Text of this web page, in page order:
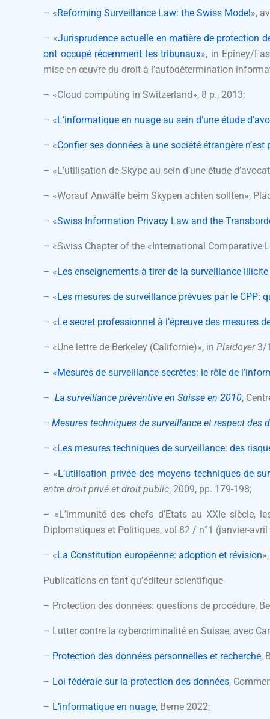
– «Reforming Surveillance Law: the Swiss Model»,
– «Jurisprudence actuelle en matière de protection
ont occupé récemment les tribunaux», in Epiney/
mise en œuvre du droit à l’autodétermination
– «Cloud computing in Switzerland», 8 p., 2013;
– «L’informatique en nuage au sein d’une étude
– «Confier ses données à une société étrangère
– «L’utilisation de Skype au sein d’une étude
– «Worauf Anwälte beim Skypen achten sollten»,
– «Swiss Information Privacy Law and the
– «Swiss Chapter of the «International Comparative
– «Les enseignements à tirer de la surveillance
– «Les mesures de surveillance prévues par le CPP:
– «Le secret professionnel à l’épreuve des mesures
– «Une lettre de Berkeley (Californie)», in Plaidoyer3/
– «Mesures de surveillance secrètes: le rôle de
– La surveillance préventive en Suisse en 2010,
– Mesures techniques de surveillance et respect des
– «Les mesures techniques de surveillance: des
– «L’utilisation privée des moyens techniques de
entre droit privé et droit public, 2009, pp. 179-198;
– «L’immunité des chefs d’Etats au XXIe siècle,
Diplomatiques et Politiques, vol 82 / n°1 (janvier-
– «La Constitution européenne: adoption et révision
Publications en tant qu’éditeur scientifique
– Protection des données: questions de procédure,
– Lutter contre la cybercriminalité en Suisse, avec
– Protection des données personnelles et recherche,
– Loi fédérale sur la protection des données,
– L’informatique en nuage, Berne 2022;